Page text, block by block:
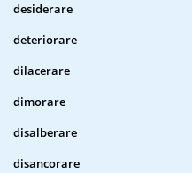
desiderare
deteriorare
dilacerare
dimorare
disalberare
disancorare